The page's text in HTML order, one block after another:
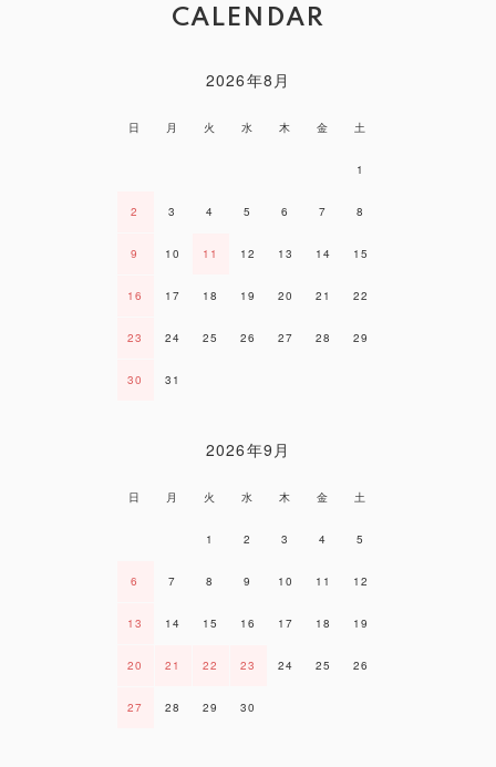
CALENDAR
2026年8月
日 月 火 水 木 金 土
1
2 3 4 5 6 7 8
9 10 11 12 13 14 15
16 17 18 19 20 21 22
23 24 25 26 27 28 29
30 31
2026年9月
日 月 火 水 木 金 土
1 2 3 4 5
6 7 8 9 10 11 12
13 14 15 16 17 18 19
20 21 22 23 24 25 26
27 28 29 30